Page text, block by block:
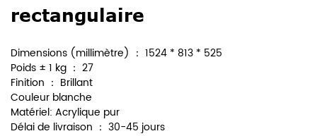
rectangulaire
Dimensions (millimètre) ： 1524 * 813 * 525
Poids ± 1 kg ： 27
Finition ： Brillant
Couleur blanche
Matériel: Acrylique pur
Délai de livraison ： 30-45 jours